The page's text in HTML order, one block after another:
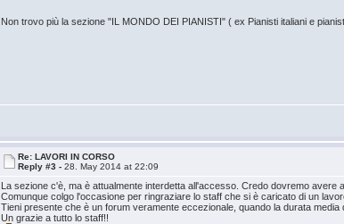
Non trovo più la sezione "IL MONDO DEI PIANISTI" ( ex Pianisti italiani e
Re: LAVORI IN CORSO
Reply #3 -28. May 2014 at 22:09
La sezione c'è, ma è attualmente interdetta all'accesso. Credo dovremo avere
Comunque colgo l'occasione per ringraziare lo staff che si è caricato di un
Tieni presente che è un forum veramente eccezionale, quando la durata media
Un grazie a tutto lo staff!!